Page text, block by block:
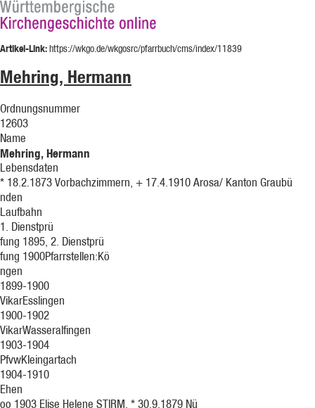
Artikel-Link:https://wkgo.de/wkgosrc/pfarrbuch/cms/index/11839
Mehring, Hermann
Ordnungsnummer
12603
Name
Mehring, Hermann
Lebensdaten
* 18.2.1873 Vorbachzimmern, + 17.4.1910 Arosa/ Kanton Graubü
nden
Laufbahn
1. Dienstprü
fung 1895, 2. Dienstprü
fung 1900Pfarrstellen:Kö
ngen
1899-1900
VikarEsslingen
1900-1902
VikarWasseralfingen
1903-1904
PfvwKleingartach
1904-1910
Ehen
oo 1903 Elise Helene STIRM, * 30.9.1879 Nü